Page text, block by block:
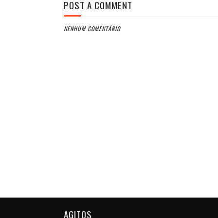
POST A COMMENT
NENHUM COMENTÁRIO
AGITOS